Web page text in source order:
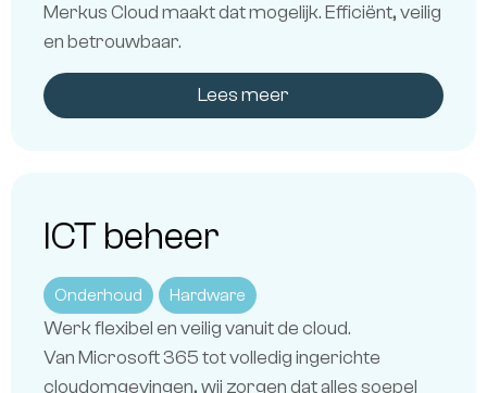
Merkus Cloud maakt dat mogelijk. Efficiënt, veilig
en betrouwbaar.
Lees meer
ICT beheer
Onderhoud Hardware
Werk flexibel en veilig vanuit de cloud.
Van Microsoft 365 tot volledig ingerichte
cloudomgevingen, wij zorgen dat alles soepel